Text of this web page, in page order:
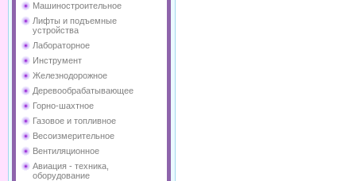
Машиностроительное
Лифты и подъемные
устройства
Лабораторное
Инструмент
Железнодорожное
Деревообрабатывающее
Горно-шахтное
Газовое и топливное
Весоизмерительное
Вентиляционное
Авиация - техника,
оборудование